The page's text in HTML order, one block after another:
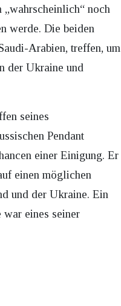
noch
werde. Die beiden
Arabien, treffen, um
der Ukraine und
seines
Pendant
einer Einigung. Er
einen möglichen
und der Ukraine. Ein
eines seiner